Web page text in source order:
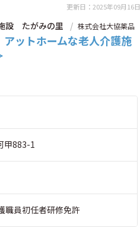
更新日：2025年09月16日
設 たがみの里 株式会社大協薬品
アットホームな老人介護施
甲883-1
職員初任者研修免許